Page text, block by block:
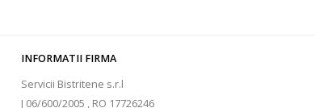
INFORMATII FIRMA
Servicii Bistritene s.r.l
J 06/600/2005 , RO 17726246